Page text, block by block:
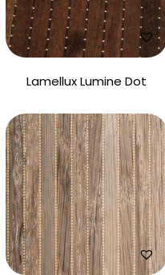
Lamellux Lumine Dot